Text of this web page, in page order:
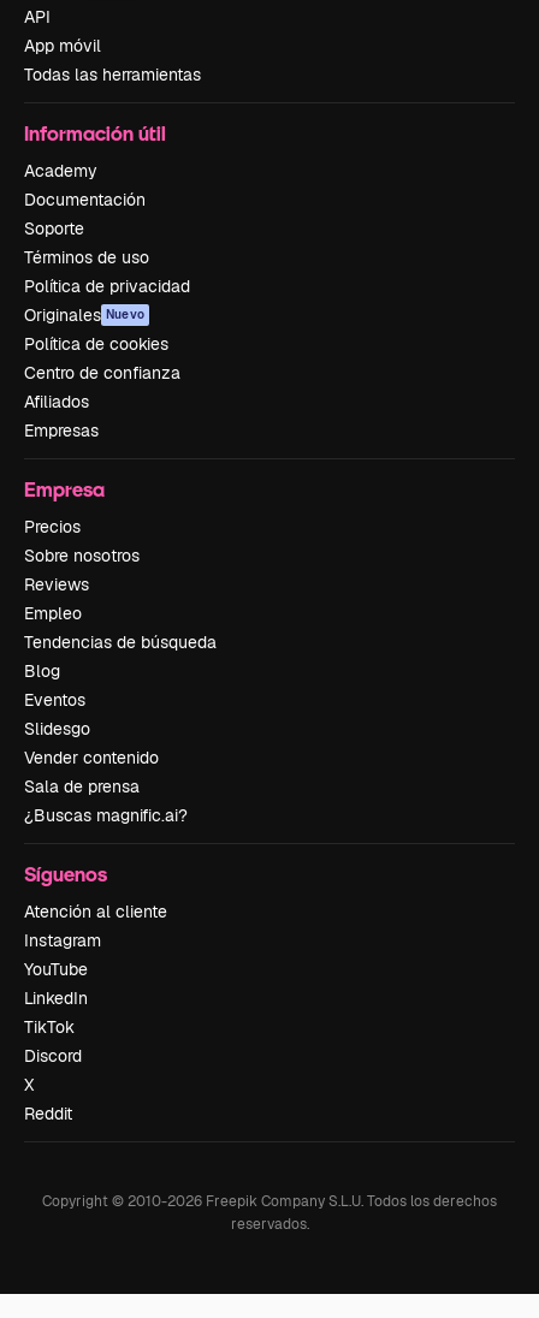
API
App móvil
Todas las herramientas
Información útil
Academy
Documentación
Soporte
Términos de uso
Política de privacidad
Originales Nuevo
Política de cookies
Centro de confianza
Afiliados
Empresas
Empresa
Precios
Sobre nosotros
Reviews
Empleo
Tendencias de búsqueda
Blog
Eventos
Slidesgo
Vender contenido
Sala de prensa
¿Buscas magnific.ai?
Síguenos
Atención al cliente
Instagram
YouTube
LinkedIn
TikTok
Discord
X
Reddit
Copyright © 2010-2026 Freepik Company S.L.U.Todos los derechos
reservados.